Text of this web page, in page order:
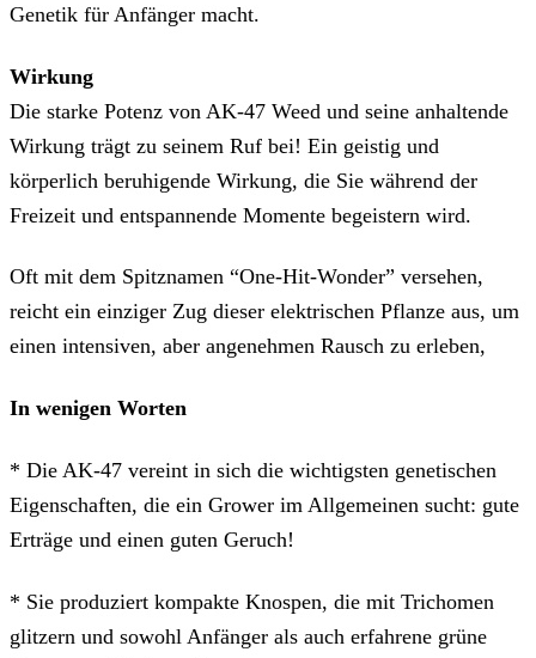
Genetik für Anfänger macht.
Wirkung
Die starke Potenz von AK-47 Weed und seine anhaltende
Wirkung trägt zu seinem Ruf bei! Ein geistig und
körperlich beruhigende Wirkung, die Sie während der
Freizeit und entspannende Momente begeistern wird.
Oft mit dem Spitznamen “One-Hit-Wonder” versehen,
reicht ein einziger Zug dieser elektrischen Pflanze aus, um
einen intensiven, aber angenehmen Rausch zu erleben,
In wenigen Worten
* Die AK-47 vereint in sich die wichtigsten genetischen
Eigenschaften, die ein Grower im Allgemeinen sucht: gute
Erträge und einen guten Geruch!
* Sie produziert kompakte Knospen, die mit Trichomen
glitzern und sowohl Anfänger als auch erfahrene grüne